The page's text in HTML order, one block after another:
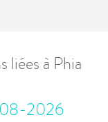
liées à Phia
2026